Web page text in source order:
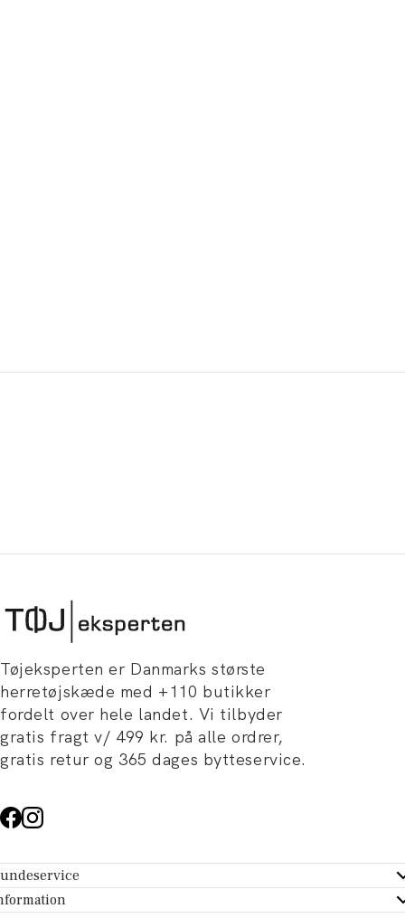
Tøjeksperten er Danmarks største
herretøjskæde med +110 butikker
fordelt over hele landet. Vi tilbyder
gratis fragt v/ 499 kr. på alle ordrer,
gratis retur og 365 dages bytteservice.
- Hjælpecenter